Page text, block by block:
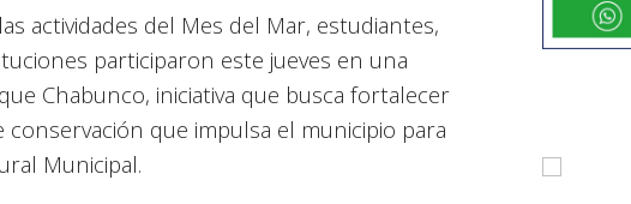
actividades del Mes del Mar, estudiantes,
participaron este jueves en una
Chabunco, iniciativa que busca fortalecer
que impulsa el municipio para
Municipal.